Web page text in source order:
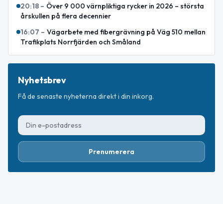
20:18 – Över 9 000 värnpliktiga rycker in 2026 – största
årskullen på flera decennier
16:07 – Vägarbete med fibergrävning på Väg 510 mellan
Trafikplats Norrfjärden och Småland
Nyhetsbrev
Få de senaste nyheterna direkt i din inkorg.
Prenumerera